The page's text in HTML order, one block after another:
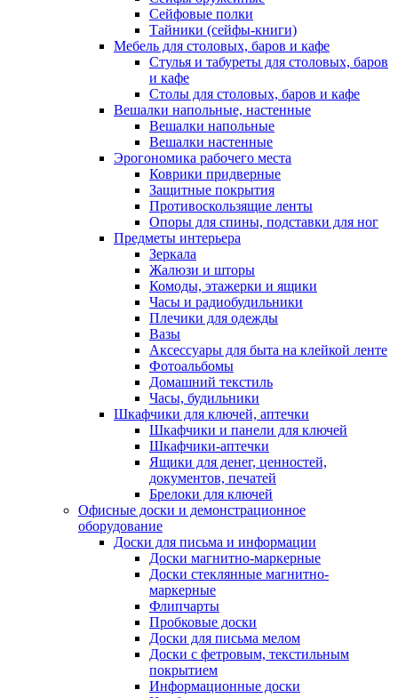
Сейфовые полки
Тайники (сейфы-книги)
Мебель для столовых, баров и кафе
Стулья и табуреты для столовых, баров
и кафе
Столы для столовых, баров и кафе
Вешалки напольные, настенные
Вешалки напольные
Вешалки настенные
Эрогономика рабочего места
Коврики придверные
Защитные покрытия
Противоскользящие ленты
Опоры для спины, подставки для ног
Предметы интерьера
Зеркала
Жалюзи и шторы
Комоды, этажерки и ящики
Часы и радиобудильники
Плечики для одежды
Вазы
Аксессуары для быта на клейкой ленте
Фотоальбомы
Домашний текстиль
Часы, будильники
Шкафчики для ключей, аптечки
Шкафчики и панели для ключей
Шкафчики-аптечки
Ящики для денег, ценностей,
документов, печатей
Брелоки для ключей
Офисные доски и демонстрационное
оборудование
Доски для письма и информации
Доски магнитно-маркерные
Доски стеклянные магнитно-
маркерные
Флипчарты
Пробковые доски
Доски для письма мелом
Доски с фетровым, текстильным
покрытием
Информационные доски